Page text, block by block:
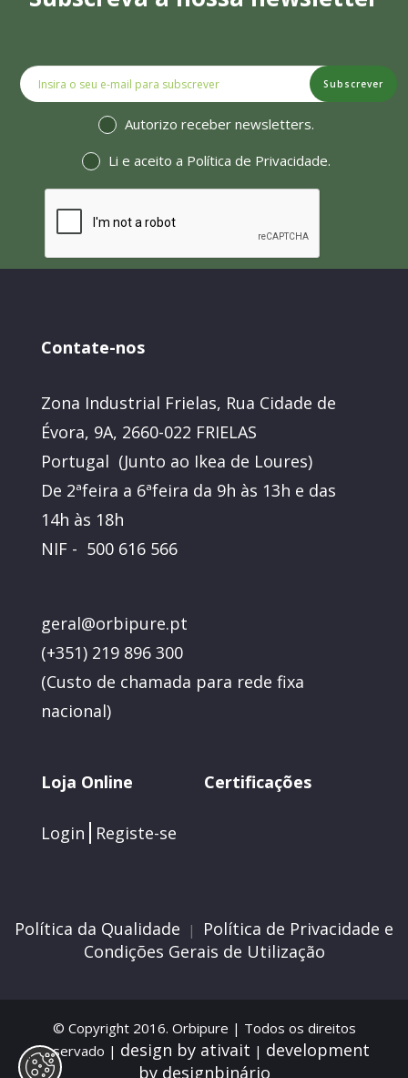
Subscrever
Autorizo receber newsletters.
Li e aceito a Política de Privacidade.
Contate-nos
Zona Industrial Frielas, Rua Cidade de
Évora, 9A, 2660-022 FRIELAS
Portugal (Junto ao Ikea de Loures)
De 2ªfeira a 6ªfeira da 9h às 13h e das
14h às 18h
NIF - 500 616 566
geral@orbipure.pt
(+351) 219 896 300
(Custo de chamada para rede fixa
nacional)
Loja Online
Login Registe-se
Certificações
Política da Qualidade | Política de Privacidade e
Condições Gerais de Utilização
© Copyright 2016. Orbipure | Todos os direitos
reservado | design by ativait | development
by designbinário